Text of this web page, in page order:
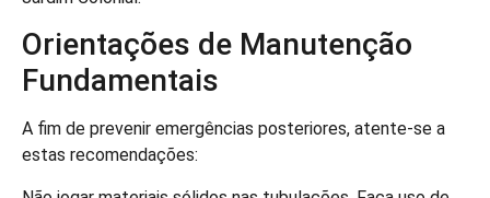
Orientações de Manutenção
Fundamentais
A fim de prevenir emergências posteriores, atente-se a
estas recomendações: